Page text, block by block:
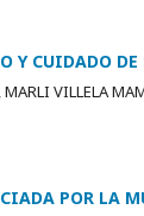
Y CUIDADO
VILLELA
POR LA